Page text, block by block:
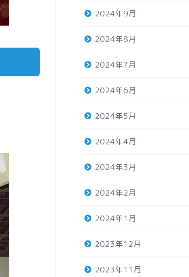
2024年9月
2024年8月
2024年7月
2024年6月
2024年5月
2024年4月
2024年3月
2024年2月
2024年1月
2023年12月
2023年11月